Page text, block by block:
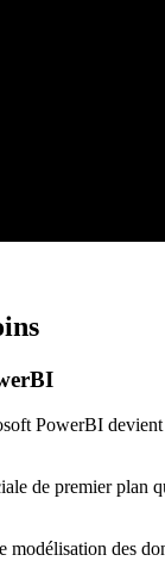
PowerBI
de premier plan
modélisation des